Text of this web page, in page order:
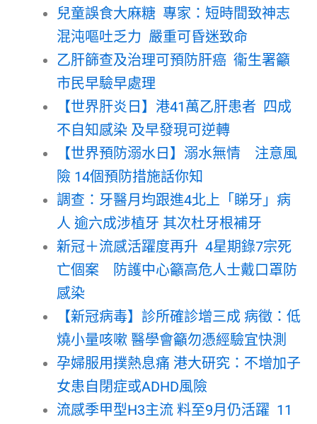
兒童誤食大麻糖 專家：短時間致神志
混沌嘔吐乏力 嚴重可昏迷致命
乙肝篩查及治理可預防肝癌 衞生署籲
市民早驗早處理
【世界肝炎日】港41萬乙肝患者 四成
不自知感染 及早發現可逆轉
【世界預防溺水日】溺水無情 注意風
險 14個預防措施話你知
調查：牙醫月均跟進4北上「睇牙」病
人 逾六成涉植牙 其次杜牙根補牙
新冠＋流感活躍度再升 4星期錄7宗死
亡個案 防護中心籲高危人士戴口罩防
感染
【新冠病毒】診所確診增三成 病徵：低
燒小量咳嗽 醫學會籲勿憑經驗宜快測
孕婦服用撲熱息痛 港大研究：不增加子
女患自閉症或ADHD風險
流感季甲型H3主流 料至9月仍活躍 11